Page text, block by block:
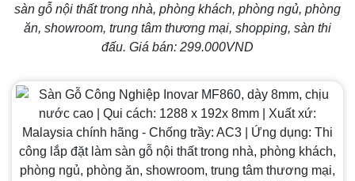
sàn gỗ nội thất trong nhà, phòng khách, phòng ngủ, phòng
ăn, showroom, trung tâm thương mại, shopping, sàn thi
đấu. Giá bán: 299.000VND